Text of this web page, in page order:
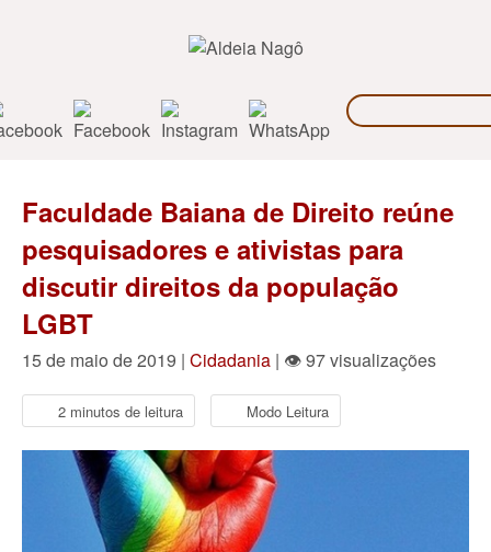
Faculdade Baiana de Direito reúne
pesquisadores e ativistas para
discutir direitos da população
LGBT
15 de maio de 2019 | Cidadania | 👁 97 visualizações
2 minutos de leitura Modo Leitura